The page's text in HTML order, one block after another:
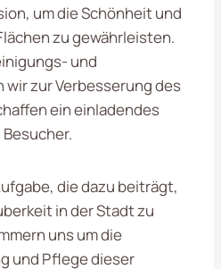
um die Schönheit und
zu gewährleisten.
und
zur Verbesserung des
ein einladendes
die dazu beiträgt,
in der Stadt zu
uns um die
und Pflege dieser